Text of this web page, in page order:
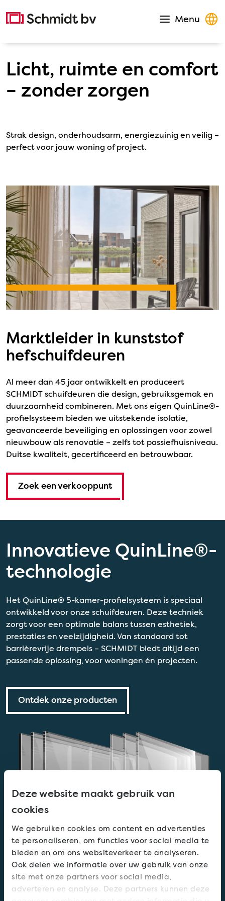
Deze website maakt gebruik van
cookies
We gebruiken cookies om content en advertenties
te personaliseren, om functies voor social media te
bieden en om ons websiteverkeer te analyseren.
Ook delen we informatie over uw gebruik van onze
site met onze partners voor social media,
adverteren en analyse. Deze partners kunnen deze
Homepage
Menu
Open
Licht, ruimte en comfort
– zonder zorgen
Strak design, onderhoudsarm, energiezuinig en veilig –
perfect voor jouw woning of project.
Marktleider in kunststof
hefschuifdeuren
Al meer dan 45 jaar ontwikkelt en produceert
SCHMIDT schuifdeuren die design, gebruiksgemak en
duurzaamheid combineren. Met ons eigen QuinLine®-
profielsysteem bieden we uitstekende isolatie,
geavanceerde beveiliging en oplossingen voor zowel
nieuwbouw als renovatie – zelfs tot passiefhuisniveau.
Duitse kwaliteit, gecertificeerd en betrouwbaar.
Zoek een verkooppunt
Innovatieve QuinLine®-
technologie
Het QuinLine® 5-kamer-profielsysteem is speciaal
ontwikkeld voor onze schuifdeuren. Deze techniek
zorgt voor een optimale balans tussen esthetiek,
prestaties en veelzijdigheid. Van standaard tot
barrièrevrije drempels – SCHMIDT biedt altijd een
passende oplossing, voor woningen én projecten.
Ontdek onze producten